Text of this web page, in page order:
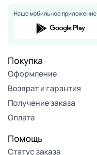
Наше мобильное приложение
Покупка
Оформление
Возврат и гарантия
Получение заказа
Оплата
Помощь
Статус заказа